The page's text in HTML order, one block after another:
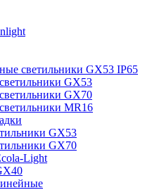
светильники GX53 IP65
GX53
GX70
MR16
GX53
GX70
Light